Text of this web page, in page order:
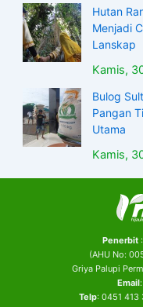
Hutan
Menjadi
Lanskap
Kamis,
Bulog
Pangan
Utama
Kamis,
Penerbit:
(AHU No:
Griya Palupi
Email
Telp: 0451 413